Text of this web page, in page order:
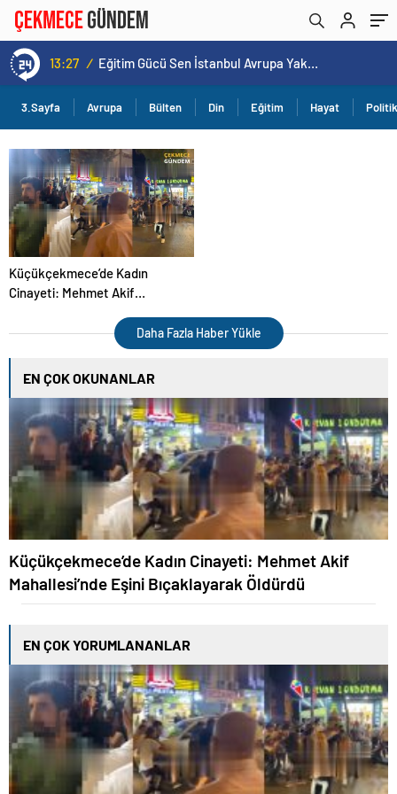
13:27 / Eğitim Gücü Sen İstanbul Avrupa Yakası Şubesi İlk Genel Kurulunu Küçükçekmece’de Gerçekleştirdi
3.Sayfa Avrupa Bülten Din Eğitim Hayat
Küçükçekmece’de Kadın
Cinayeti: Mehmet Akif
Bıçaklayarak Öldürdü
Daha Fazla Haber Yükle
EN ÇOK OKUNANLAR
Küçükçekmece’de Kadın Cinayeti: Mehmet Akif
Mahallesi’nde Eşini Bıçaklayarak Öldürdü
EN ÇOK YORUMLANANLAR